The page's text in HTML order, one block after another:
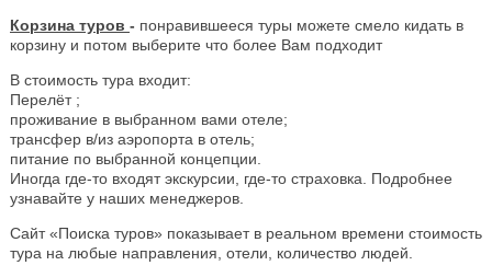
Корзина туров - понравившееся туры можете смело кидать в
корзину и потом выберите что более Вам подходит
В стоимость тура входит:
Перелёт ;
проживание в выбранном вами отеле;
трансфер в/из аэропорта в отель;
питание по выбранной концепции.
Иногда где-то входят экскурсии, где-то страховка. Подробнее
узнавайте у наших менеджеров.
Сайт «Поиска туров» показывает в реальном времени стоимость
тура на любые направления, отели, количество людей.